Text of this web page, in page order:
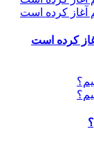
کرده است